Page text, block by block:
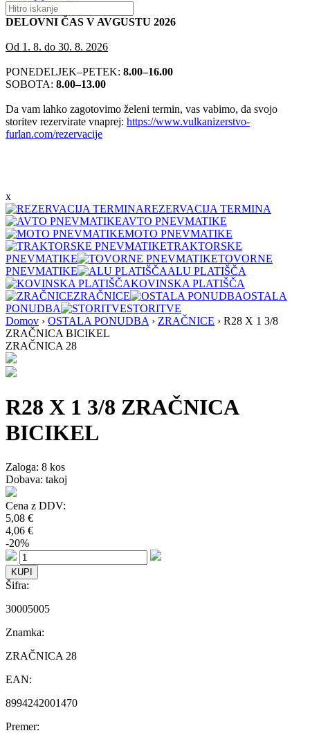
DELOVNI ČAS V AVGUSTU 2026
Od 1. 8. do 30. 8. 2026
PONEDELJEK–PETEK: 8.00–16.00
SOBOTA: 8.00–13.00
Da vam lahko zagotovimo želeni termin, vas vabimo, da svojo
storitev rezervirate vnaprej: https://www.vulkanizerstvo-
furlan.com/rezervacije
x
REZERVACIJA TERMINA
AVTO PNEVMATIKE
MOTO PNEVMATIKE
TRAKTORSKE
PNEVMATIKE
TOVORNE
PNEVMATIKE
ALU PLATIŠČA
KOVINSKA PLATIŠČA
ZRAČNICE
OSTALA
PONUDBA
STORITVE
Domov › OSTALA PONUDBA › ZRAČNICE › R28 X 1 3/8
ZRAČNICA BICIKEL
ZRAČNICA 28
R28 X 1 3/8 ZRAČNICA
BICIKEL
Zaloga: 8 kos
Dobava: takoj
Cena z DDV:
5,08 €
4,06 €
-20%
Šifra:
30005005
Znamka:
ZRAČNICA 28
EAN:
8994242001470
Premer: